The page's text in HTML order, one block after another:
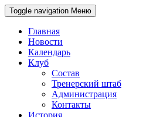
Toggle navigation Меню
Главная
Новости
Календарь
Клуб
Состав
Тренерский штаб
Администрация
Контакты
История